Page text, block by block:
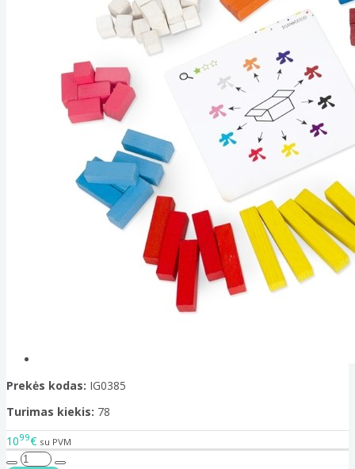
Prekės kodas: IG0385
Turimas kiekis: 78
1099€ su PVM